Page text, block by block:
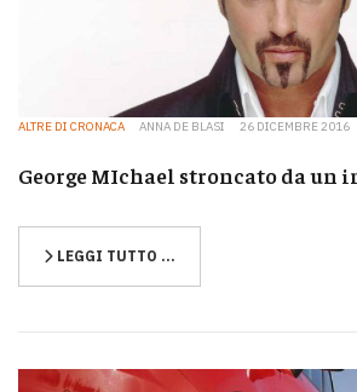
ALTRE DI CRONACA ANNA DE BLASI 26 DICEMBRE 2016
George MIchael stroncato da un
LEGGI TUTTO …